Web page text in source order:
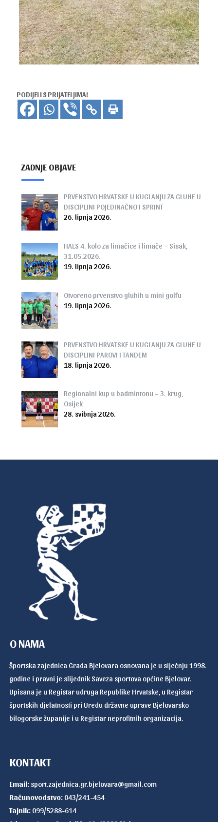
PODIJELI S PRIJATELJIMA!
ZADNJE OBJAVE
PRVENSTVO HRVATSKE U KUGLANJU ZA GLUHE U
DISCIPLINI POJEDINAČNO I SPRINT
26. lipnja 2026.
HALS 4. kolo za limačice i limače – Sisak,
31.05.2026.
19. lipnja 2026.
Otvoreno prvenstvo gluhih u mini golfu
19. lipnja 2026.
PRVENSTVO HRVATSKE U KUGLANJU ZA GLUHE U
DISCIPLINI PAROVI I TANDEM
18. lipnja 2026.
Regionalni kup u badmintonu – 3. krug,
Osijek
28. svibnja 2026.
O NAMA
Športska zajednica Grada Bjelovara osnovana je u siječnju 1998.
godine i pravni je slijednik Saveza sportova općine Bjelovar.
Upisana je u Registar udruga Republike Hrvatske, u Registar
športskih djelatnosti pri Uredu državne uprave Bjelovarsko-
bilogorske županije i u Registar neprofitnih organizacija.
KONTAKT
Email: sport.zajednica.gr.bjelovara@gmail.com
Računovodstvo: 043/241-454
Tajnik: 099/5288-614